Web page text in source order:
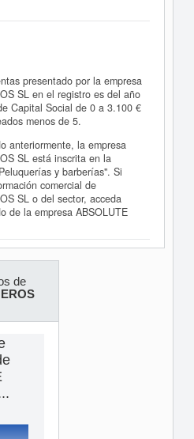
presentado por la empresa
SL en el registro es del año
Capital Social de 0 a 3.100 €
menos de 5.
anteriormente, la empresa
SL está inscrita en la
y barberías". Si
comercial de
SL o del sector, acceda
de la empresa ABSOLUTE
de